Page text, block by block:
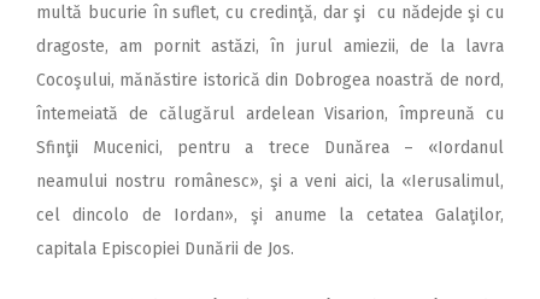
multă bucurie în suflet, cu credinţă, dar şi cu nădejde şi cu
dragoste, am pornit astăzi, în jurul amiezii, de la lavra
Cocoşului, mănăstire istorică din Dobrogea noastră de nord,
întemeiată de călugărul ardelean Visarion, împreună cu
Sfinţii Mucenici, pentru a trece Dunărea – «Iordanul
neamului nostru românesc», şi a veni aici, la «Ierusalimul,
cel dincolo de Iordan», şi anume la cetatea Galaţilor,
capitala Episcopiei Dunării de Jos.